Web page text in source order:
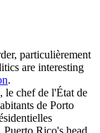
particulièrement
are interesting
.
le chef de l'État de
de Porto